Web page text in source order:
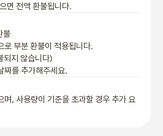
면 전액 환불됩니다.
불
로 부분 환불이 적용됩니다.
되지 않습니다)
짜를 추가해주세요.
며, 사용량이 기준을 초과할 경우 추가 요